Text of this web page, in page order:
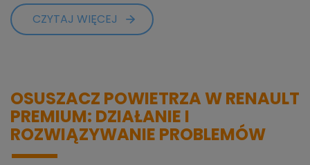
CZYTAJ WIĘCEJ
OSUSZACZ POWIETRZA W RENAULT
PREMIUM: DZIAŁANIE I
ROZWIĄZYWANIE PROBLEMÓW